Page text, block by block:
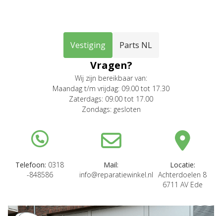
Vestiging Parts NL
Vragen?
Wij zijn bereikbaar van:
Maandag t/m vrijdag: 09.00 tot 17.30
Zaterdags: 09.00 tot 17.00
Zondags: gesloten
Telefoon: 0318
-848586
Mail:
info@reparatiewinkel.nl
Locatie:
Achterdoelen 8
6711 AV Ede